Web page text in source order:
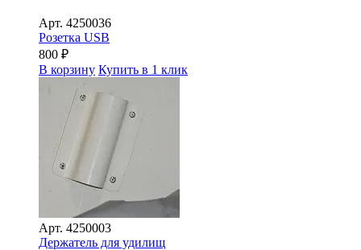
Арт. 4250036
Розетка USB
800 ₽
В корзину Купить в 1 клик
Арт. 4250003
Держатель для удилищ